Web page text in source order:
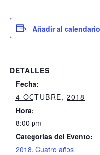
Añadir al calendario
DETALLES
Fecha:
4 OCTUBRE, 2018
Hora:
8:00 pm
Categorías del Evento:
2018, Cuatro años